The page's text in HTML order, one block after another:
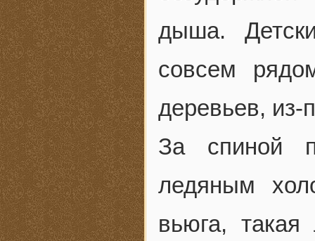
дыша.
совсем
деревьев, из-
За спиной
ледяным
вьюга,